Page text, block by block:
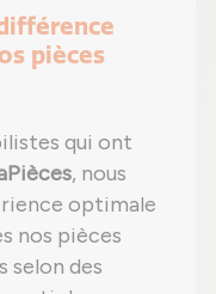
pièces
qui ont
, nous
optimale
nos pièces
selon des